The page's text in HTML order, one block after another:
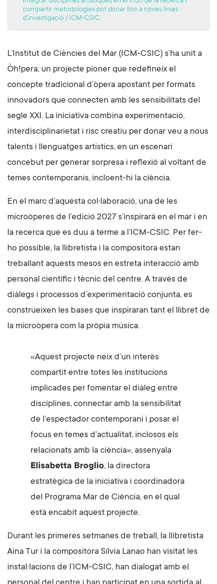
compartir metodologies pot donar lloc a noves línies
d'investigació / ICM-CSIC.
L’Institut de Ciències del Mar (ICM-CSIC) s’ha unit a
Òh!pera, un projecte pioner que redefineix el
concepte tradicional d’òpera apostant per formats
innovadors que connecten amb les sensibilitats del
segle XXI. La iniciativa combina experimentació,
interdisciplinarietat i risc creatiu per donar veu a nous
talents i llenguatges artístics, en un escenari
concebut per generar sorpresa i reflexió al voltant de
temes contemporanis, incloent-hi la ciència.
En el marc d’aquesta col·laboració, una de les
microòperes de l’edició 2027 s’inspirarà en el mar i en
la recerca que es duu a terme a l’ICM-CSIC. Per fer-
ho possible, la llibretista i la compositora estan
treballant aquests mesos en estreta interacció amb
personal científic i tècnic del centre. A través de
diàlegs i processos d’experimentació conjunta, es
construeixen les bases que inspiraran tant el llibret de
la microòpera com la pròpia música.
«Aquest projecte neix d’un interès
compartit entre totes les institucions
implicades per fomentar el diàleg entre
disciplines, connectar amb la sensibilitat
de l’espectador contemporani i posar el
focus en temes d’actualitat, inclosos els
relacionats amb la ciència», assenyala
Elisabetta Broglio, la directora
estratègica de la iniciativa i coordinadora
del Programa Mar de Ciència, en el qual
està encabit aquest projecte.
Durant les primeres setmanes de treball, la llibretista
Aina Tur i la compositora Sílvia Lanao han visitat les
instal·lacions de l’ICM-CSIC, han dialogat amb el